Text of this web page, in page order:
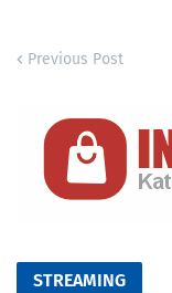
Previous Post
STREAMING